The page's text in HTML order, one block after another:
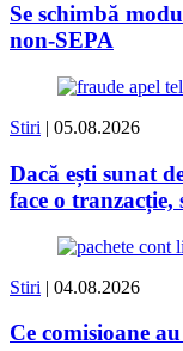
Se schimbă
non-SEPA
Stiri | 05.08.2026
Dacă ești sunat
face o tranzacție,
Stiri | 04.08.2026
Ce comisioane